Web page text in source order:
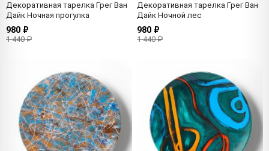
Декоративная тарелка Грег Ван
Дайк Ночная прогулка
980 ₽
1 440 ₽
Декоративная тарелка Грег Ван
Дайк Ночной лес
980 ₽
1 440 ₽